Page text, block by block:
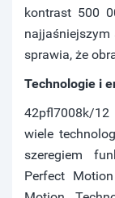
kontrast 500
najjaśniejszym
sprawia, że
Technologie i
42pfl7008k/12
wiele
szeregiem
Perfect